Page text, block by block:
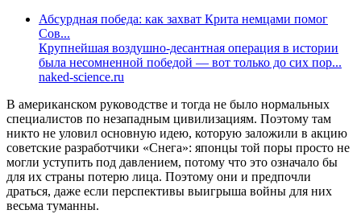
Абсурдная победа: как захват Крита немцами помог
Сов...
Крупнейшая воздушно-десантная операция в истории
была несомненной победой — вот только до сих пор...
naked-science.ru
В американском руководстве и тогда не было нормальных
специалистов по незападным цивилизациям. Поэтому там
никто не уловил основную идею, которую заложили в акцию
советские разработчики «Снега»: японцы той поры просто не
могли уступить под давлением, потому что это означало бы
для их страны потерю лица. Поэтому они и предпочли
драться, даже если перспективы выигрыша войны для них
весьма туманны.